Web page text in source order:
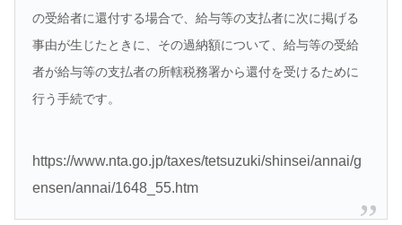
の受給者に還付する場合で、給与等の支払者に次に掲げる
事由が生じたときに、その過納額について、給与等の受給
者が給与等の支払者の所轄税務署から還付を受けるために
行う手続です。
https://www.nta.go.jp/taxes/tetsuzuki/shinsei/annai/g
ensen/annai/1648_55.htm